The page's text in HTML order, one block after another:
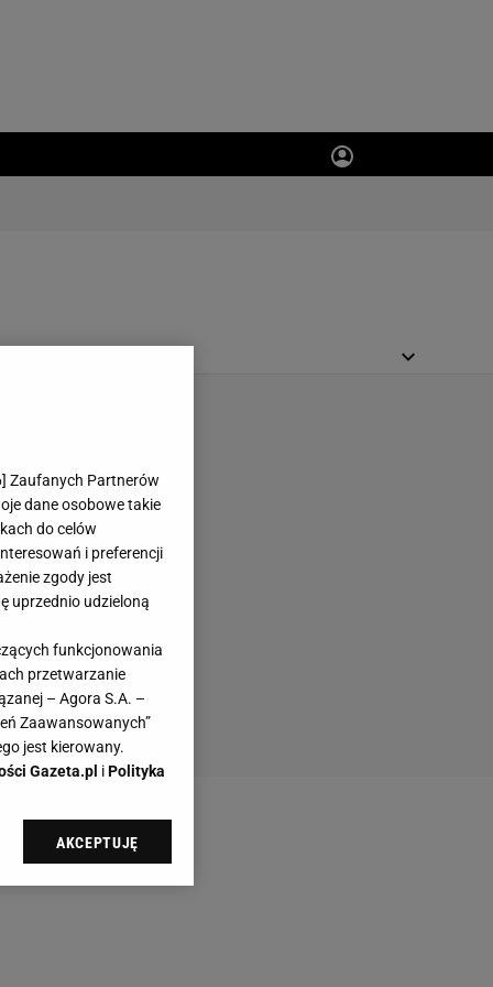
] Zaufanych Partnerów
dane osobowe takie
do celów
i preferencji
zgody jest
uprzednio udzieloną
funkcjonowania
przetwarzanie
– Agora S.A. –
Zaawansowanych”
jest kierowany.
Gazeta.pl iPolityka
sp. z o.o., jej
swoje preferencje
AKCEPTUJĘ